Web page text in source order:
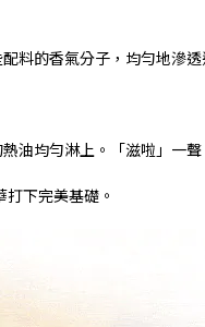
料的香氣分子，均勻地滲
油均勻淋上。「滋啦」一
下完美基礎。